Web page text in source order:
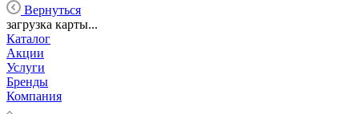
Вернуться
загрузка карты...
Каталог
Акции
Услуги
Бренды
Компания